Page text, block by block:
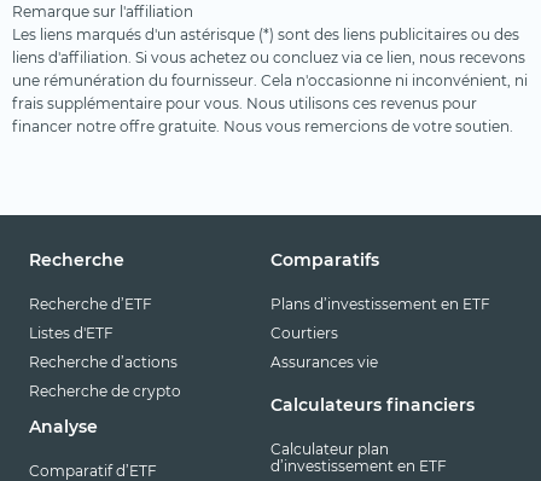
Remarque sur l'affiliation
Les liens marqués d'un astérisque (*) sont des liens publicitaires ou des
liens d'affiliation. Si vous achetez ou concluez via ce lien, nous recevons
une rémunération du fournisseur. Cela n'occasionne ni inconvénient, ni
frais supplémentaire pour vous. Nous utilisons ces revenus pour
financer notre offre gratuite. Nous vous remercions de votre soutien.
Recherche
Recherche d’ETF
Listes d'ETF
Recherche d’actions
Recherche de crypto
Analyse
Comparatif d’ETF
Comparatifs
Plans d’investissement en ETF
Courtiers
Assurances vie
Calculateurs financiers
Calculateur plan
d’investissement en ETF